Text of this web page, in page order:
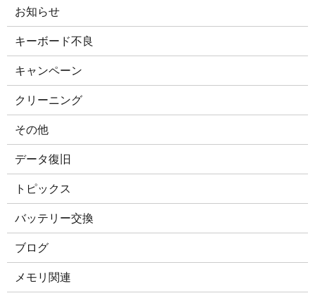
お知らせ
キーボード不良
キャンペーン
クリーニング
その他
データ復旧
トピックス
バッテリー交換
ブログ
メモリ関連